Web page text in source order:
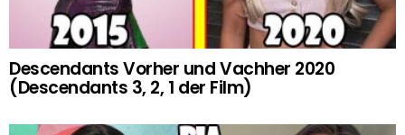
Descendants Vorher und Vachher 2020
(Descendants 3, 2, 1 der Film)